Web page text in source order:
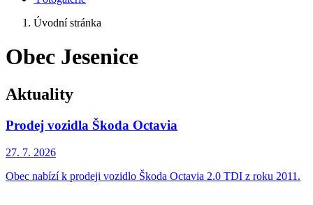
Úvodní stránka
Obec Jesenice
Aktuality
Prodej vozidla Škoda Octavia
27. 7. 2026
Obec nabízí k prodeji vozidlo Škoda Octavia 2.0 TDI z roku 2011.